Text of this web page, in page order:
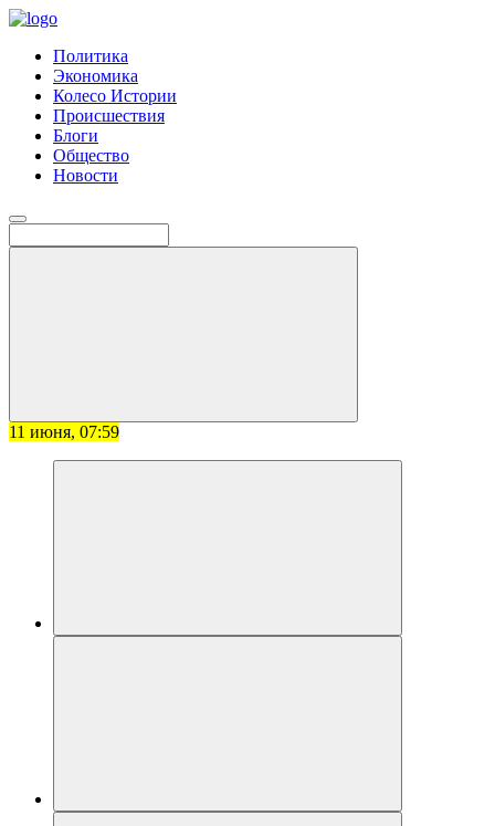
Политика
Экономика
Колесо Истории
Происшествия
Блоги
Общество
Новости
11 июня, 07:59